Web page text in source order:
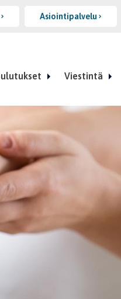
Asiointipalvelu
Viestintä